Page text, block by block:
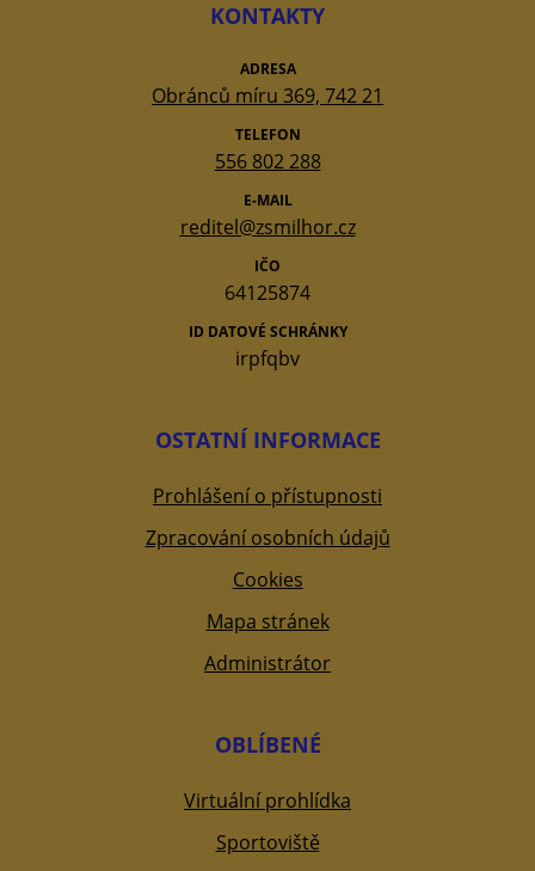
KONTAKTY
ADRESA
Obránců míru 369, 742 21
TELEFON
556 802 288
E-MAIL
reditel@zsmilhor.cz
IČO
64125874
ID DATOVÉ SCHRÁNKY
irpfqbv
OSTATNÍ INFORMACE
Prohlášení o přístupnosti
Zpracování osobních údajů
Cookies
Mapa stránek
Administrátor
OBLÍBENÉ
Virtuální prohlídka
Sportoviště